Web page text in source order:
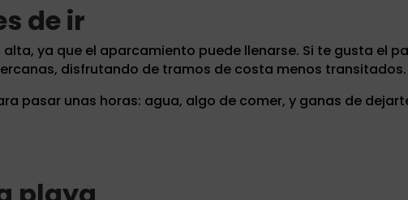
de ir
ya que el aparcamiento puede llenarse. Si te gusta el
disfrutando de tramos de costa menos transitados.
pasar unas horas: agua, algo de comer, y ganas de